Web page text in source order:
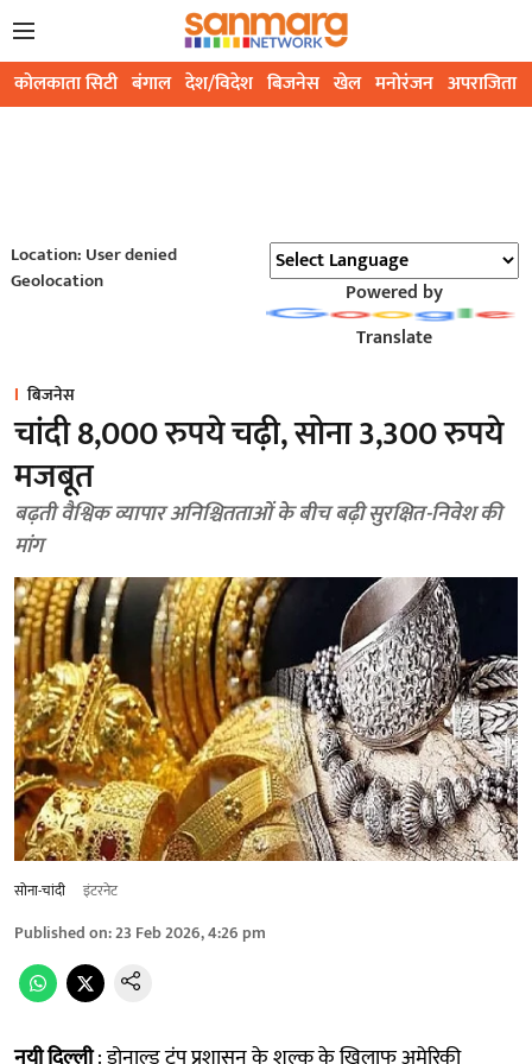
कोलकाता सिटी बंगाल देश/विदेश बिजनेस खेल मनोरंजन अपराजिता
Location: User denied
Geolocation
Powered by
Translate
बिजनेस
चांदी 8,000 रुपये चढ़ी, सोना 3,300 रुपये
मजबूत
बढ़ती वैश्विक व्यापार अनिश्चितताओं के बीच बढ़ी सुरक्षित-निवेश की
मांग
सोना-चांदी इंटरनेट
Published on:23 Feb 2026, 4:26 pm